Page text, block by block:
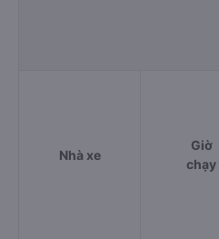
Nhà xe
Giờ
chạy